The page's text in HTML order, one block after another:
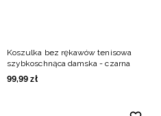
Koszulka bez rękawów tenisowa
szybkoschnąca damska - czarna
99,99 zł